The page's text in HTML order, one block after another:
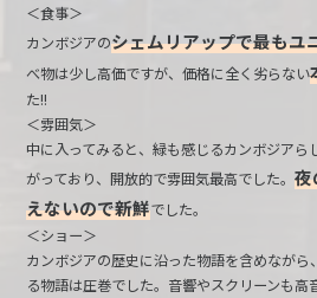
＜食事＞
カンボジアのシェムリアップで最もユ
べ物は少し高価ですが、価格に全く劣らない
た!!
＜雰囲気＞
中に入ってみると、緑も感じるカンボジア
がっており、開放的で雰囲気最高でした。夜
えないので新鮮でした。
＜ショー＞
カンボジアの歴史に沿った物語を含めなが
る物語は圧巻でした。音響やスクリーンも